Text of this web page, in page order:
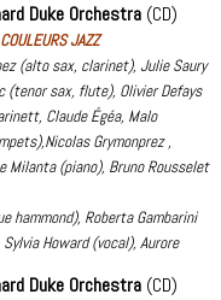
Duke Orchestra (CD)
JAZZ
(alto sax, clarinet), Julie Saury
(tenor sax, flute), Olivier Defays
Claude Égéa, Malo
Grymonprez ,
Milanta (piano), Bruno Rousselet
hammond), Roberta Gambarini
Howard (vocal), Aurore
Duke Orchestra (CD)